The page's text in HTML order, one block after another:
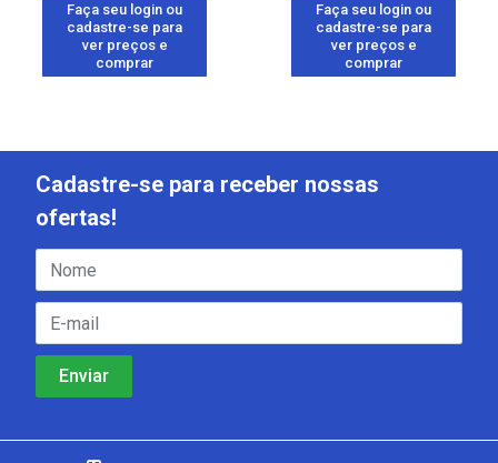
Faça seu login ou
cadastre-se para
ver preços e
comprar
Faça seu login ou
cadastre-se para
ver preços e
comprar
Cadastre-se para receber nossas
ofertas!